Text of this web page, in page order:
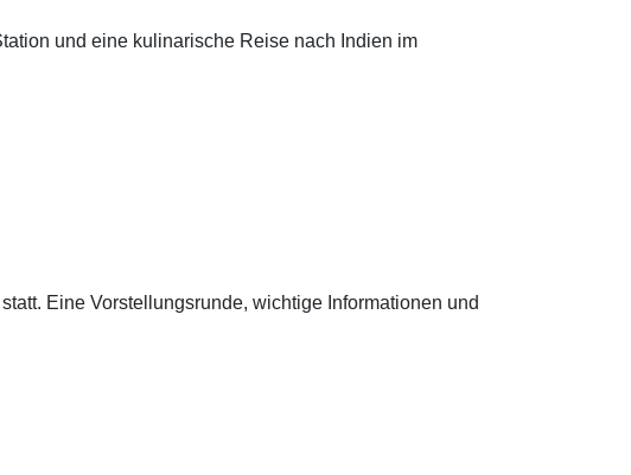
und eine kulinarische Reise nach Indien im
Eine Vorstellungsrunde, wichtige Informationen und